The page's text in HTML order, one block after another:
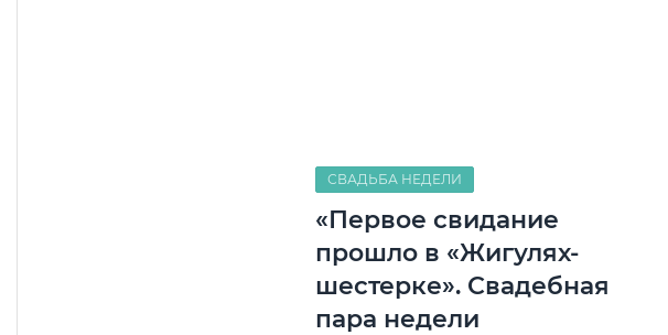
СВАДЬБА НЕДЕЛИ
«Первое свидание
прошло в «Жигулях-
шестерке». Свадебная
пара недели